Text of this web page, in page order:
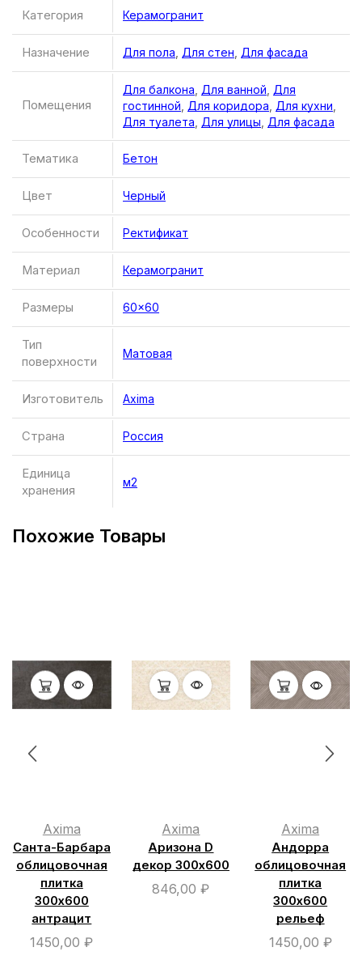
Категория Керамогранит
Назначение Для пола Для стен Для фасада
Помещения
Для балкона Для ванной
Для
гостинной
Для коридора Для кухни
Для туалета
Для улицы Для фасада
Тематика Бетон
Цвет Черный
Особенности Ректификат
Материал Керамогранит
Размеры 60×60
Тип
поверхности
Матовая
Изготовитель Axima
Страна Россия
Единица
хранения
м2
Похожие Товары
Axima
Санта-Барбара
облицовочная
плитка
300х600
антрацит
1450,00₽
Axima
Аризона D
декор 300х600
846,00₽
Axima
Андорра
облицовочная
плитка
300х600
рельеф
1450,00 ₽